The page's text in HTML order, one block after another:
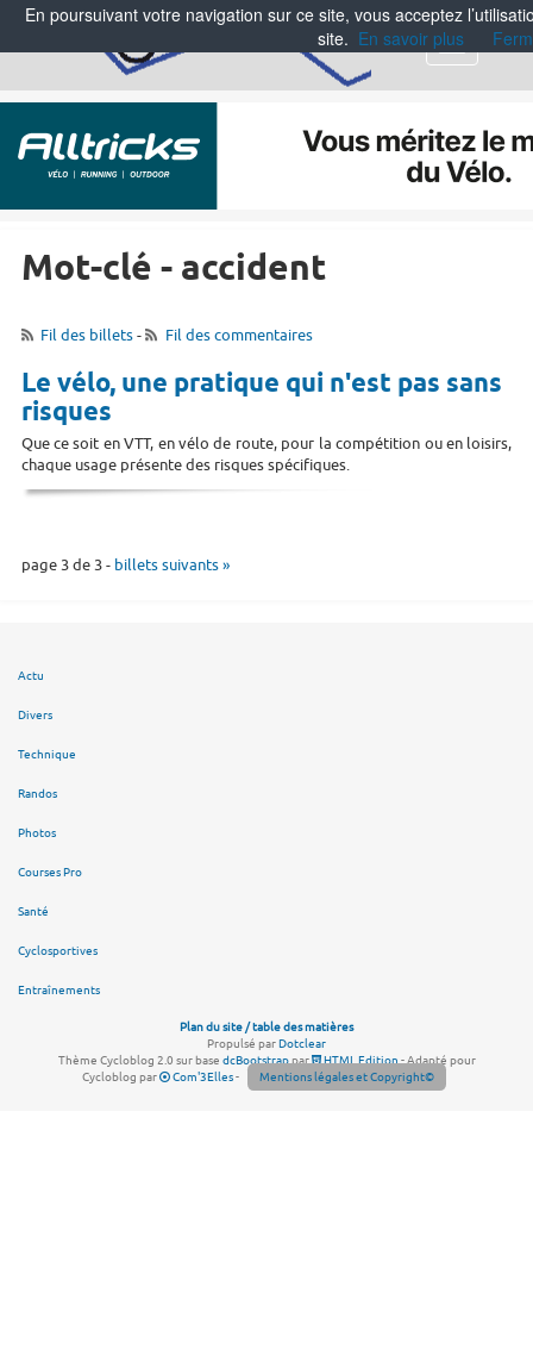
Menu
Mot-clé - accident
Fil des billets- Fil des commentaires
Le vélo, une pratique qui n'est pas sans
risques
Que ce soit en VTT, en vélo de route, pour la compétition ou en loisirs,
chaque usage présente des risques spécifiques.
page 3 de 3 - billets suivants »
Actu
Divers
Technique
Randos
Photos
Courses Pro
Santé
Cyclosportives
Entraînements
Plan du site / table des matières
Propulsé parDotclear
Thème Cycloblog 2.0 sur base dcBootstrappar HTML Edition- Adapté pour
Cycloblog par
Com'3Elles- Mentions légales et Copyright©
En poursuivant votre navigation sur ce site, vous acceptez
site. En savoir plus